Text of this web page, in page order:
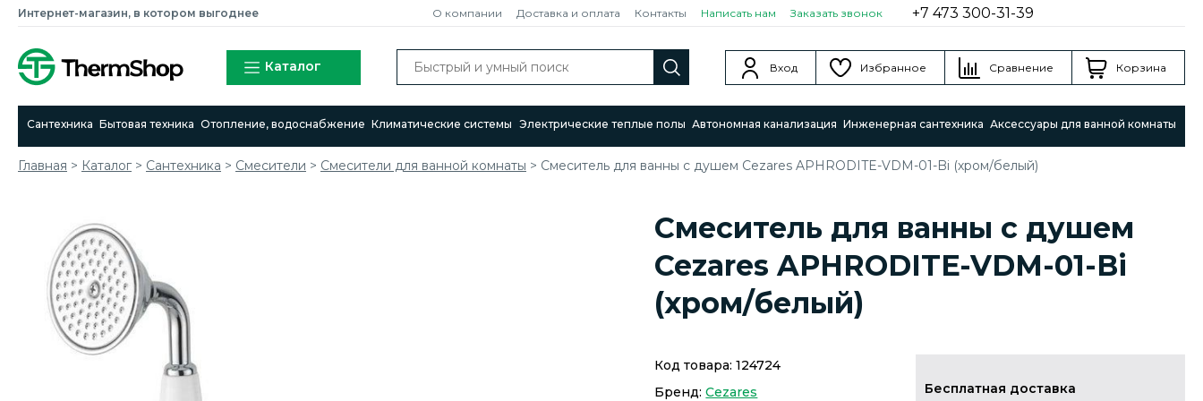
Интернет-магазин, в котором выгоднее О компании Доставка и оплата Контакты Написать нам Заказать звонок +7 473 300-31-39
Каталог Вход Избранное Сравнение Корзина
Сантехника Бытовая техника Отопление, водоснабжение Климатические системы Электрические теплые полы Автономная канализация Инженерная сантехника Аксессуары для ванной комнаты
Главная > Каталог > Сантехника > Смесители > Смесители для ванной комнаты > Смеситель для ванны с душем Cezares APHRODITE-VDM-01-Bi (хром/белый)
Смеситель для ванны с душем
Cezares APHRODITE-VDM-01-Bi
(хром/белый)
Код товара:124724
Бренд:Cezares
Бесплатная доставка